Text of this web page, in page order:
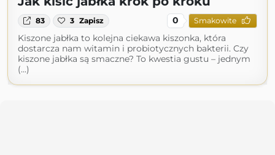
83 3 Zapisz 0 Smakowite
Kiszone jabłka to kolejna ciekawa kiszonka, która
dostarcza nam witamin i probiotycznych bakterii. Czy
kiszone jabłka są smaczne? To kwestia gustu – jednym
(...)